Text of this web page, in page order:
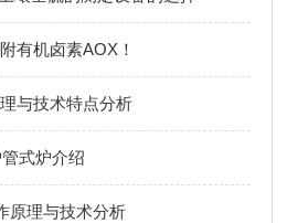
有机卤素AOX！
与技术特点分析
式炉介绍
原理与技术分析